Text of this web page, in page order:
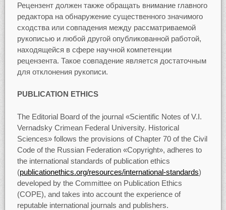
Рецензент должен также обращать внимание главного
редактора на обнаружение существенного значимого
сходства или совпадения между рассматриваемой
рукописью и любой другой опубликованной работой,
находящейся в сфере научной компетенции
рецензента. Такое совпадение является достаточным
для отклонения рукописи.
PUBLICATION ETHICS
The Editorial Board of the journal «Scientific Notes of V.I.
Vernadsky Crimean Federal University. Historical
Sciences» follows the provisions of Chapter 70 of the Civil
Code of the Russian Federation «Copyright», adheres to
the international standards of publication ethics
(publicationethics.org/resources/international-standards)
developed by the Committee on Publication Ethics
(COPE), and takes into account the experience of
reputable international journals and publishers.